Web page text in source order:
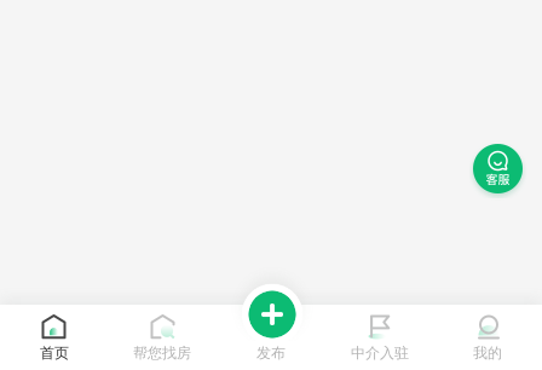
首页 帮您找房 发布 中介入驻 我的